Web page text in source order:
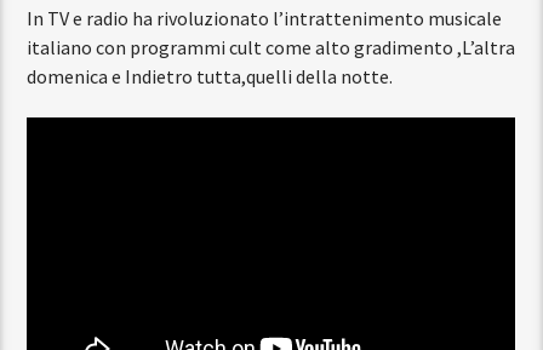
In TV e radio ha rivoluzionato l’intrattenimento musicale
italiano con programmi cult come alto gradimento ,L’altra
domenica e Indietro tutta,quelli della notte.